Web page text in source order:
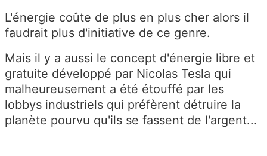
L'énergie coûte de plus en plus cher alors il
faudrait plus d'initiative de ce genre.
Mais il y a aussi le concept d'énergie libre et
gratuite développé par Nicolas Tesla qui
malheureusement a été étouffé par les
lobbys industriels qui préfèrent détruire la
planète pourvu qu'ils se fassent de l'argent...